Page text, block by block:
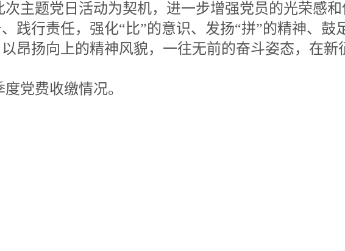
主题党日活动为契机，进一步增强党员的光荣感
践行责任，强化“比”的意识、发扬“拼”的精神、鼓
昂扬向上的精神风貌，一往无前的奋斗姿态，在新
党费收缴情况。